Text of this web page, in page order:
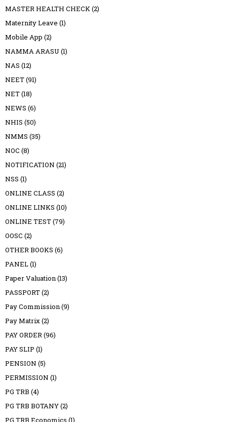
MASTER HEALTH CHECK(2)
Maternity Leave (1)
Mobile App (2)
NAMMA ARASU (1)
NAS (12)
NEET(91)
NET(18)
NEWS (6)
NHIS (50)
NMMS (35)
NOC (8)
NOTIFICATION (21)
NSS (1)
ONLINE CLASS (2)
ONLINE LINKS (10)
ONLINE TEST(79)
OOSC (2)
OTHER BOOKS (6)
PANEL(1)
Paper Valuation(13)
PASSPORT(2)
Pay Commission(9)
Pay Matrix(2)
PAY ORDER(96)
PAY SLIP (1)
PENSION (5)
PERMISSION (1)
PG TRB (4)
PG TRB BOTANY(2)